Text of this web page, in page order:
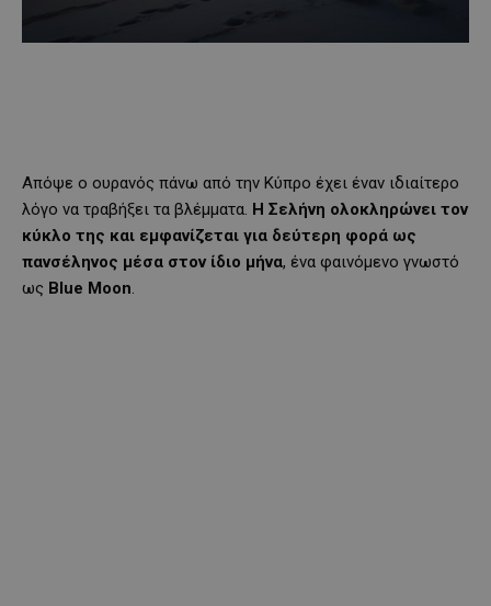
Απόψε ο ουρανός πάνω από την Κύπρο έχει έναν ιδιαίτερο
λόγο να τραβήξει τα βλέμματα. Η Σελήνη ολοκληρώνει τον
κύκλο της και εμφανίζεται για δεύτερη φορά ως
πανσέληνος μέσα στον ίδιο μήνα, ένα φαινόμενο γνωστό
ως Blue Moon.